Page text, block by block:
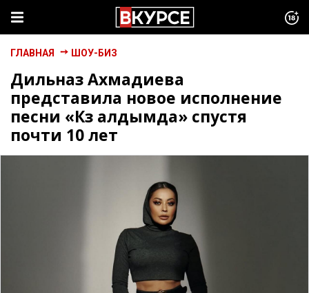
ГЛАВНАЯ ШОУ-БИЗ
Дильназ Ахмадиева
представила новое исполнение
песни «Көз алдымда» спустя
почти 10 лет